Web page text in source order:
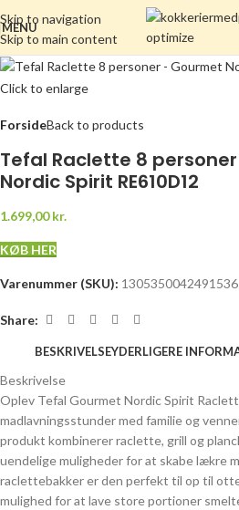
Skip to navigation
Skip to main content
MENU
Click to enlarge
ForsideBack to products
Tefal Raclette 8
Nordic Spirit RE610D12
1.699,00kr.
KØB HER
Varenummer (SKU):
Share:
BESKRIVELSEYDERLIGERE
Beskrivelse
Oplev Tefal Gourmet Nordic Spirit
madlavningsstunder med familie og
produkt kombinerer raclette, grill og
uendelige muligheder for at skabe lækre
raclettebakker er den perfekt til op til
mulighed for at lave store portioner